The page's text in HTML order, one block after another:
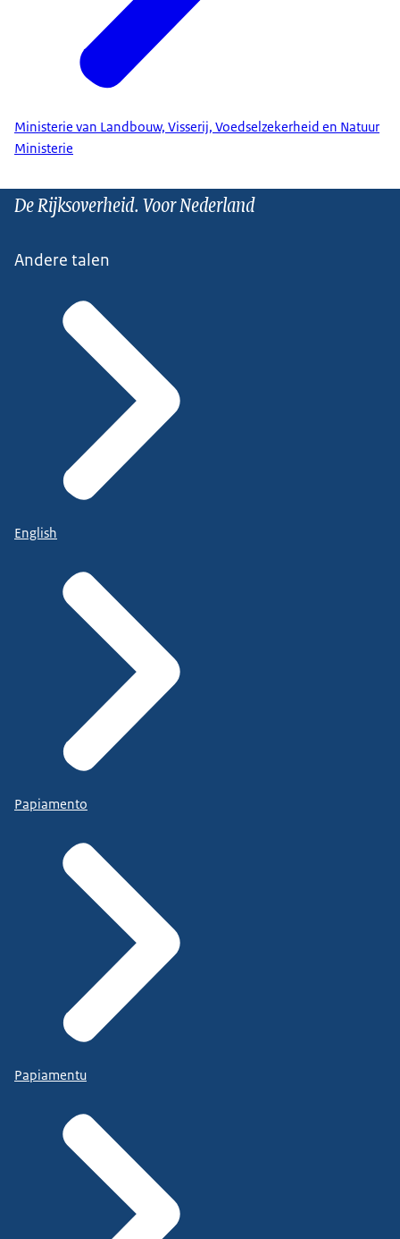
Ministerie van Landbouw, Visserij, Voedselzekerheid en Natuur
Ministerie
De Rijksoverheid. Voor Nederland
Andere talen
English
Papiamento
Papiamentu